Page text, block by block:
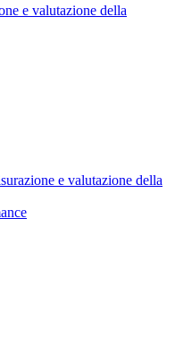
e valutazione della
e valutazione della